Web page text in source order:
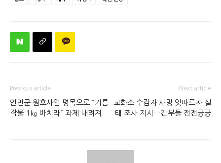
Previous article
인민군 원호사업 명목으로 “기름
작물 1㎏ 바치라” 과제 내려져
Next article
교화소 수감자 사망 잇따르자 실
태 조사 지시…간부들 전전긍긍